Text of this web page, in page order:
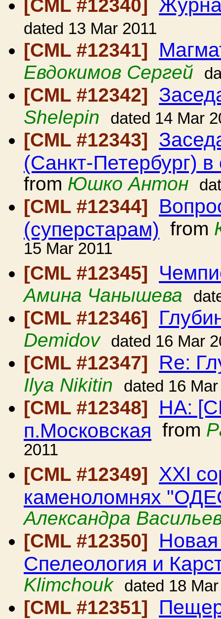
[CML #12340]
dated 13 Mar 2011
[CML #12341]
Евдокимов Сергей
[CML #12342]
Shelepin dated 14 Mar
[CML #12343]
(Санкт-Петербург)
from Юшко Антон
[CML #12344]
(суперстарам) from
15 Mar 2011
[CML #12345]
Амина Чанышева
[CML #12346]
Demidov dated 16 Mar
[CML #12347] Re:
Ilya Nikitin dated 16
[CML #12348] HA:
п.Московская from
2011
[CML #12349]
XXI
каменоломнях
Александра
[CML #12350]
Спелеология и
Klimchouk
dated 18
[CML #12351]